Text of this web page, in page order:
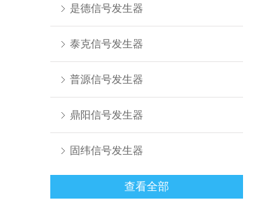
是德信号发生器
泰克信号发生器
普源信号发生器
鼎阳信号发生器
固纬信号发生器
查看全部